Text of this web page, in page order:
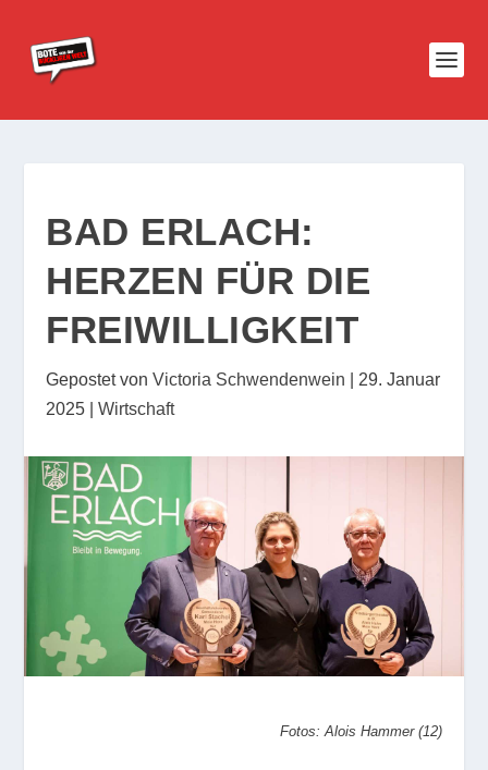
BAD ERLACH:
HERZEN FÜR DIE
FREIWILLIGKEIT
Gepostet vonVictoria Schwendenwein
29. Januar
2025 |Wirtschaft
Fotos: Alois Hammer (12)